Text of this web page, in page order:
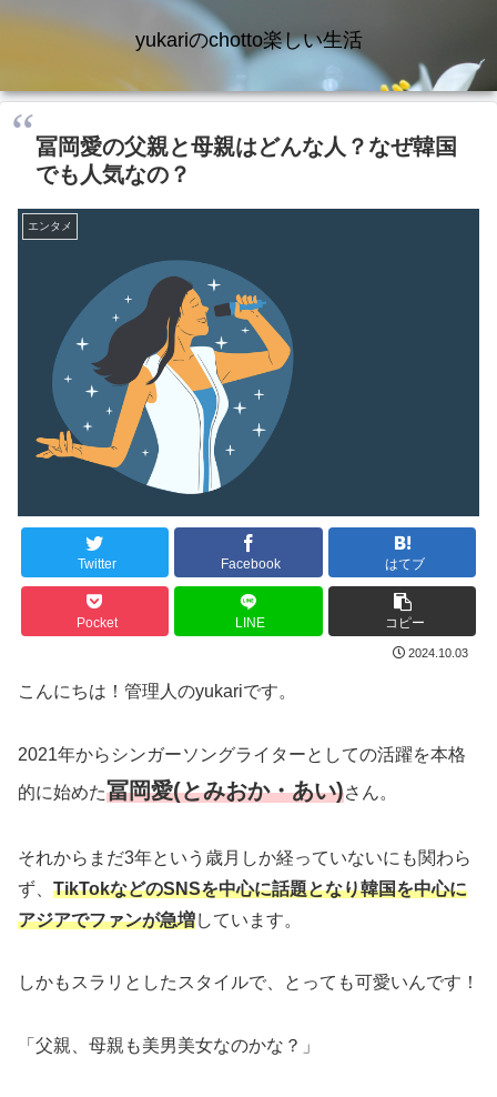
yukariのchotto楽しい生活
冨岡愛の父親と母親はどんな人？なぜ韓国
でも人気なの？
エンタメ
Twitter Facebook はてブ
Pocket LINE コピー
2024.10.03
こんにちは！管理人のyukariです。
2021年からシンガーソングライターとしての活躍を本格
的に始めた冨岡愛(とみおか・あい)さん。
それからまだ3年という歳月しか経っていないにも関わら
ず、 TikTokなどのSNSを中心に話題となり韓国を中心に
アジアでファンが急増しています。
しかもスラリとしたスタイルで、とっても可愛いんです！
「父親、母親も美男美女なのかな？」